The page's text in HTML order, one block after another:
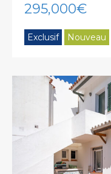
295,000€
Exclusif Nouveau